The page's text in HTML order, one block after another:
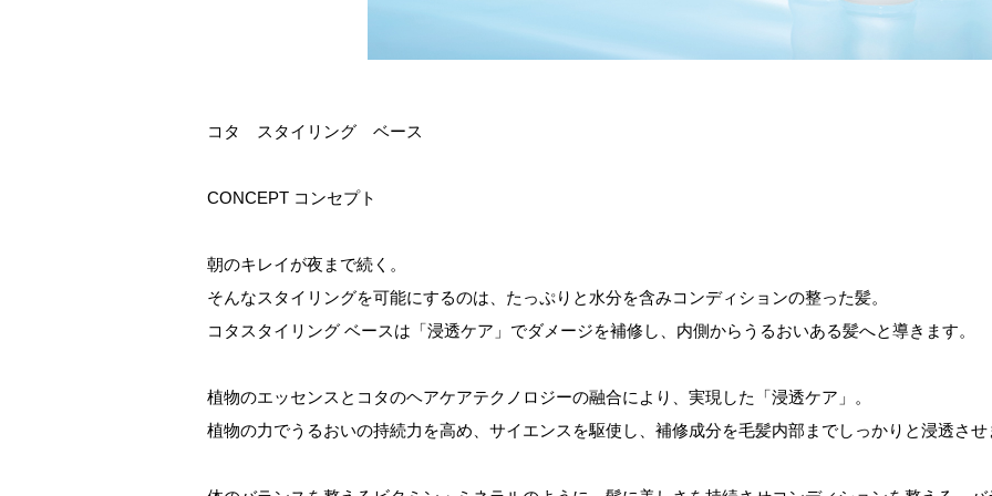
コタ スタイリング ベース
CONCEPT コンセプト
朝のキレイが夜まで続く。
そんなスタイリングを可能にするのは、たっぷりと水分を含みコンディションの整った髪。
コタスタイリング ベースは「浸透ケア」でダメージを補修し、内側からうるおいある髪へと導きます。
植物のエッセンスとコタのヘアケアテクノロジーの融合により、実現した「浸透ケア」。
植物の力でうるおいの持続力を高め、サイエンスを駆使し、補修成分を毛髪内部までしっかりと浸透させ